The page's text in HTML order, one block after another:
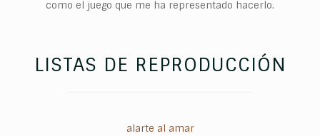
como el juego que me ha representado hacerlo.
LISTAS DE REPRODUCCIÓN
alarte al amar